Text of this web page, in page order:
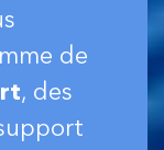
de
, des